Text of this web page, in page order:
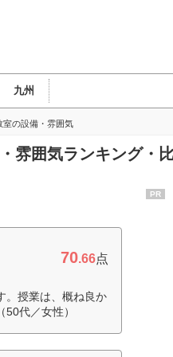
九州
室の設備・雰囲気
雰囲気ランキング・
70.66点
。授業は、概ね良か
代／女性）
PR